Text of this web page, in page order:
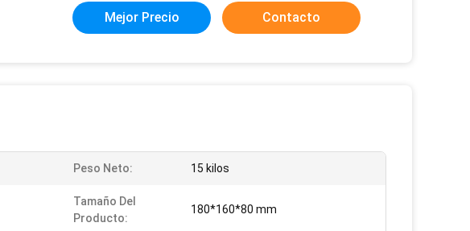
Mejor Precio Contacto
Peso Neto: 15 kilos
Tamaño Del
Producto:
180*160*80 mm